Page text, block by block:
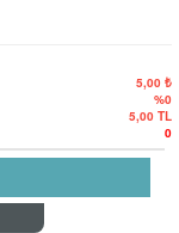
5,00 ₺
%0
5,00 TL
0